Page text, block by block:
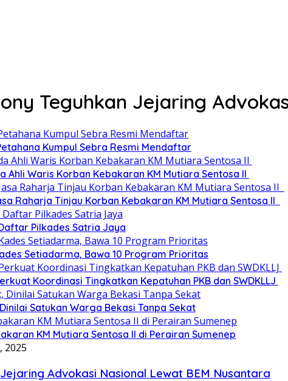
Teguhkan Jejaring
Kumpul Sebra Resmi Mendaftar
Ahli Waris Korban Kebakaran KM Mutiara Sentosa II
Raharja Tinjau Korban Kebakaran KM Mutiara Sentosa II
Pilkades Satria Jaya
Setiadarma, Bawa 10 Program Prioritas
Koordinasi Tingkatkan Kepatuhan PKB dan SWDKLLJ
Satukan Warga Bekasi Tanpa Sekat
KM Mutiara Sentosa II di Perairan Sumenep
2025
Advokasi Nasional Lewat BEM Nusantara